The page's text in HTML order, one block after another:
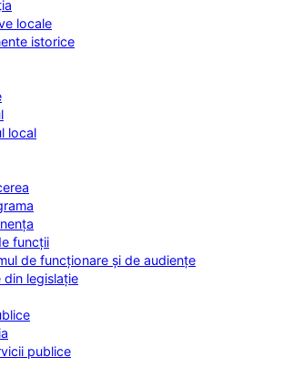
locale
istorice
local
funcții
de funcționare și de audiențe
din legislație
publice